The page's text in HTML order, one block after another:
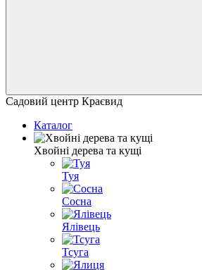
Садовий центр Краєвид
Каталог
Хвойні дерева та кущі
Туя
Сосна
Ялівець
Тсуга